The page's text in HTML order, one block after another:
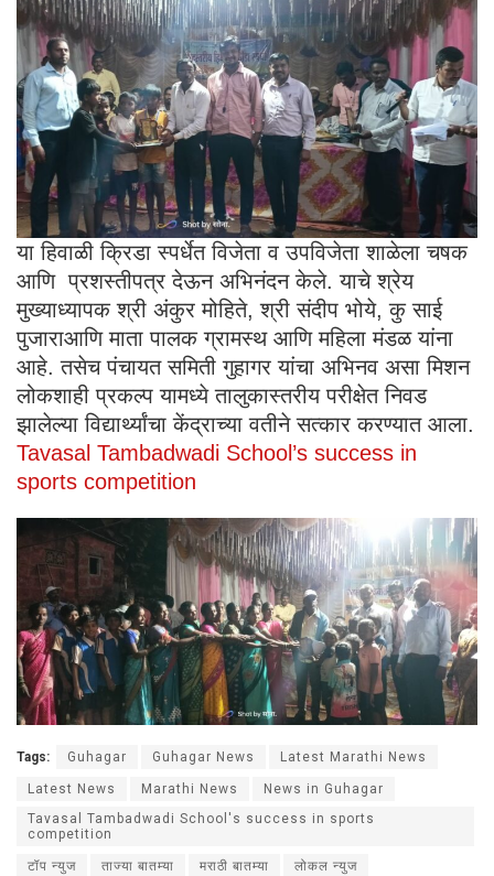
या हिवाळी क्रिडा स्पर्धेत विजेता व उपविजेता शाळेला चषक
आणि प्रशस्तीपत्र देऊन अभिनंदन केले. याचे श्रेय
मुख्याध्यापक श्री अंकुर मोहिते, श्री संदीप भोये, कु साई
पुजाराआणि माता पालक ग्रामस्थ आणि महिला मंडळ यांना
आहे. तसेच पंचायत समिती गुहागर यांचा अभिनव असा मिशन
लोकशाही प्रकल्प यामध्ये तालुकास्तरीय परीक्षेत निवड
झालेल्या विद्यार्थ्यांचा केंद्राच्या वतीने सत्कार करण्यात आला.
Tavasal Tambadwadi School’s success in
sports competition
Tags: Guhagar Guhagar News Latest Marathi News
Latest News Marathi News
News in Guhagar
Tavasal Tambadwadi School's success in sports
competition
टॉप न्युज ताज्या बातम्या मराठी बातम्या लोकल न्युज